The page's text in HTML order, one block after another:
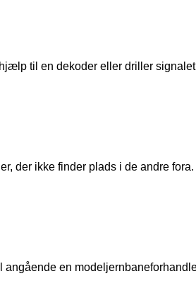
til en dekoder eller driller
der ikke finder plads i de andre fora.
en